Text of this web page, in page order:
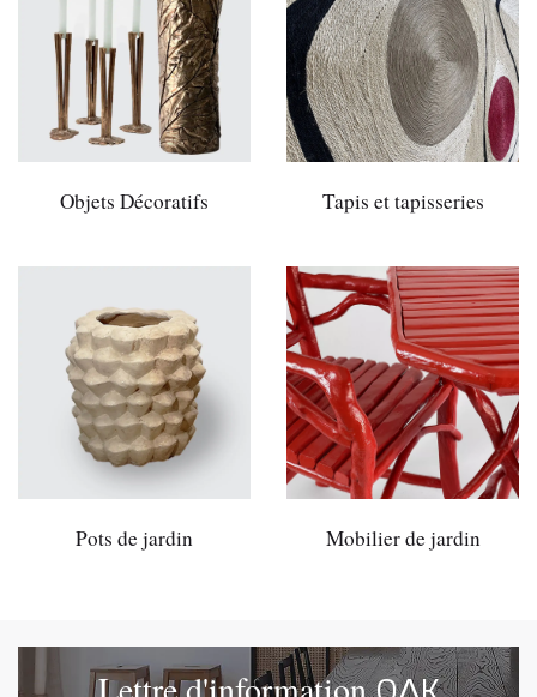
Objets Décoratifs Tapis et tapisseries
Pots de jardin Mobilier de jardin